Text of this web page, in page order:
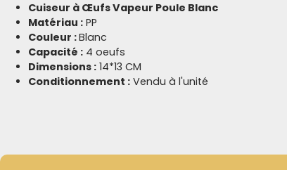
Cuiseur à Œufs Vapeur Poule Blanc
Matériau : PP
Couleur :Blanc
Capacité : 4 oeufs
Dimensions : 14*13 CM
Conditionnement : Vendu à l'unité